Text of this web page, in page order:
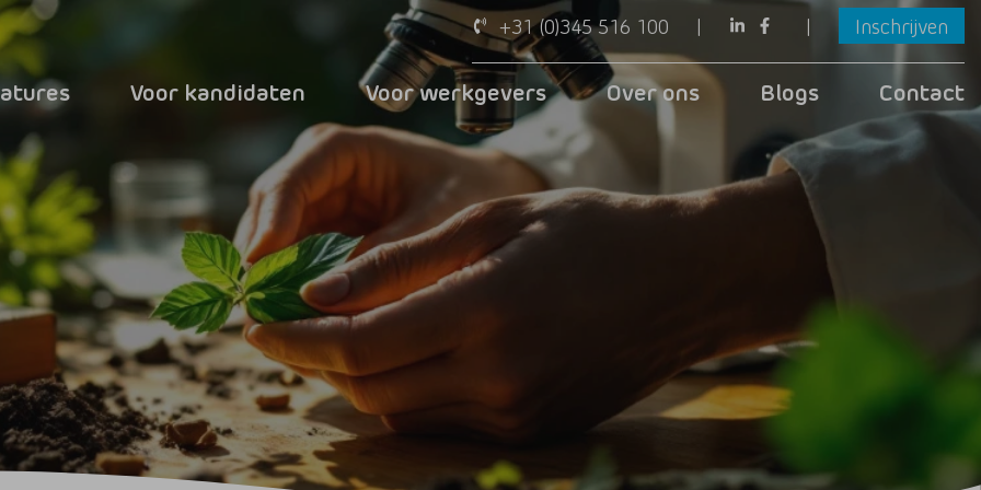
+31 (0)345 516 100 Inschrijven
Voor kandidaten Voor werkgevers Over ons Blogs Contact